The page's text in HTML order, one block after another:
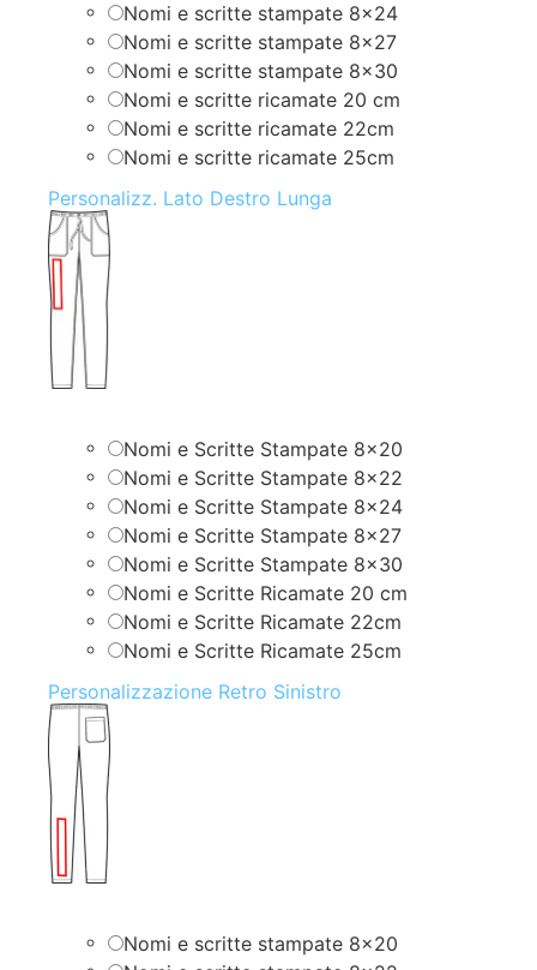
Nomi e scritte stampate 8×24
Nomi e scritte stampate 8×27
Nomi e scritte stampate 8×30
Nomi e scritte ricamate 20 cm
Nomi e scritte ricamate 22cm
Nomi e scritte ricamate 25cm
Personalizz. Lato Destro Lunga
Nomi e Scritte Stampate 8×20
Nomi e Scritte Stampate 8×22
Nomi e Scritte Stampate 8×24
Nomi e Scritte Stampate 8×27
Nomi e Scritte Stampate 8×30
Nomi e Scritte Ricamate 20 cm
Nomi e Scritte Ricamate 22cm
Nomi e Scritte Ricamate 25cm
Personalizzazione Retro Sinistro
Nomi e scritte stampate 8×20